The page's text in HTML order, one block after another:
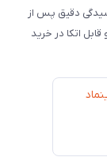
دقیق پس از
اتکا در خرید